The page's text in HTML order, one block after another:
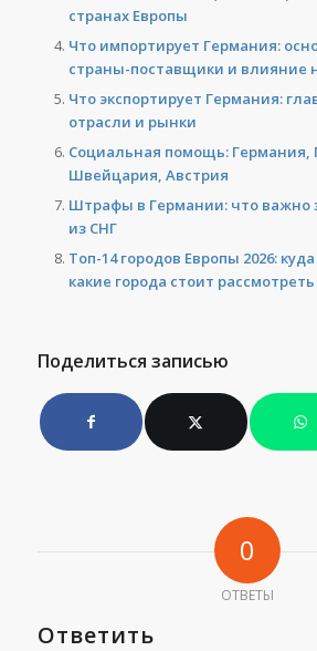
странах Европы
Что импортирует Германия:
страны-поставщики и влияние
Что экспортирует Германия:
отрасли и рынки
Социальная помощь: Германия,
Швейцария, Австрия
Штрафы в Германии: что важно
из СНГ
Топ-14 городов Европы 2026:
какие города стоит
Поделиться записью
0
ОТВЕТЫ
Ответить